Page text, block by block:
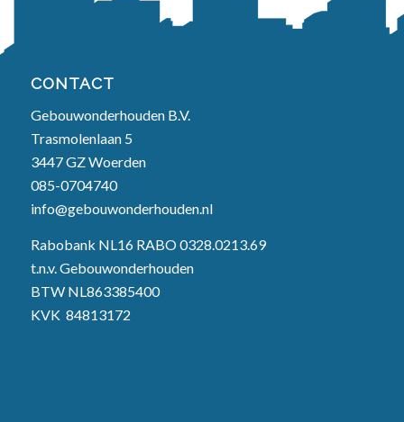
CONTACT
Gebouwonderhouden B.V.
Trasmolenlaan 5
3447 GZ Woerden
085-0704740
info@gebouwonderhouden.nl
Rabobank NL16 RABO 0328.0213.69
t.n.v. Gebouwonderhouden
BTW NL863385400
KVK 84813172